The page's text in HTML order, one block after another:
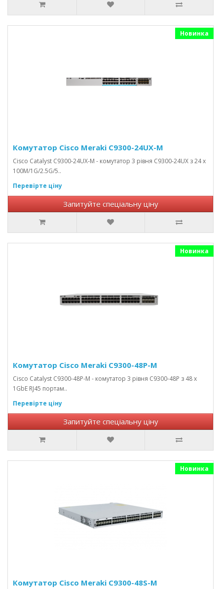
Новинка
Комутатор Cisco Meraki C9300-24UX-M
Cisco Catalyst C9300-24UX-M - комутатор 3 рівня C9300-24UX з 24 x
100M/1G/2.5G/5..
Перевірте ціну
Запитуйте спеціальну ціну
Новинка
Комутатор Cisco Meraki C9300-48P-M
Cisco Catalyst C9300-48P-M - комутатор 3 рівня C9300-48P з 48 x
1GbE RJ45 портам..
Перевірте ціну
Запитуйте спеціальну ціну
Новинка
Комутатор Cisco Meraki C9300-48S-M